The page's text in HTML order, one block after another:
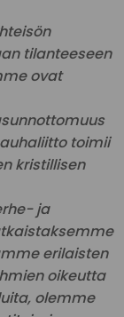
tilanteeseen
ovat
toimii
kristillisen
ja
erilaisten
oikeutta
olemme